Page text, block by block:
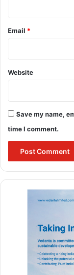
Email *
Website
Save my name,
time I comment.